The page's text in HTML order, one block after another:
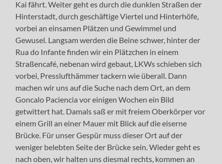
Kai fährt. Weiter geht es durch die dunklen Straßen der
Hinterstadt, durch geschäftige Viertel und Hinterhöfe,
vorbei an einsamen Plätzen und Gewimmel und
Gewusel. Langsam werden die Beine schwer, hinter der
Rua do Infante finden wir ein Plätzchen in einem
Straßencafé, nebenan wird gebaut, LKWs schieben sich
vorbei, Presslufthämmer tackern wie überall. Dann
machen wir uns auf die Suche nach dem Ort, an dem
Goncalo Paciencia vor einigen Wochen ein Bild
getwittert hat. Damals saß er mit freiem Oberkörper vor
einem Grill an einer Mauer mit Blick auf die eiserne
Brücke. Für unser Gespür muss dieser Ort auf der
weniger belebten Seite der Brücke sein. Wieder geht es
nach oben, wir halten uns diesmal rechts, kommen an